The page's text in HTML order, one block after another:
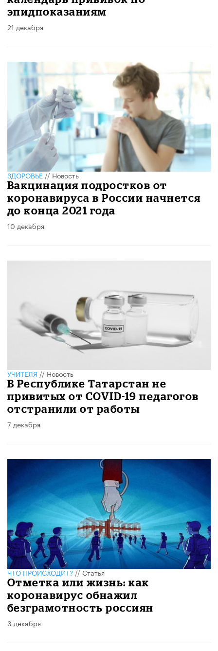
эпидпоказаниям
21 декабря
ЗДОРОВЬЕ//Новость
Вакцинация подростков от
коронавируса в России начнется
до конца 2021 года
10 декабря
УЧИТЕЛЯ//Новость
В Республике Татарстан не
привитых от COVID-19 педагогов
отстранили от работы
7 декабря
ЧТО ПРОИСХОДИТ?//Статья
Отметка или жизнь: как
коронавирус обнажил
безграмотность россиян
3 декабря